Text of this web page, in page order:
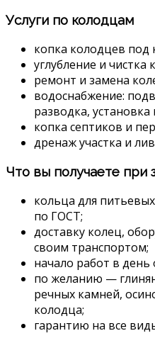
Услуги по колодцам
копка колодцев под
углубление и чистка
ремонт и замена
водоснабжение:
разводка, установка
копка септиков и
дренаж участка и
Что вы получаете при
кольца для
по ГОСТ;
доставку колец,
своим транспортом;
начало работ в
по желанию —
речных камней,
колодца;
гарантию на все